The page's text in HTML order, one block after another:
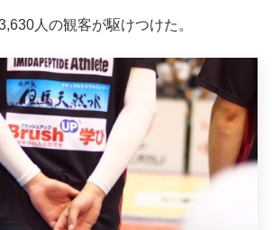
人の観客が駆けつけた。